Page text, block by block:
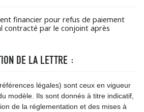
financier pour refus de paiement
contracté par le conjoint après
DE LA LETTRE :
légales) sont ceux en vigueur
modèle. Ils sont donnés à titre indicatif,
de la réglementation et des mises à